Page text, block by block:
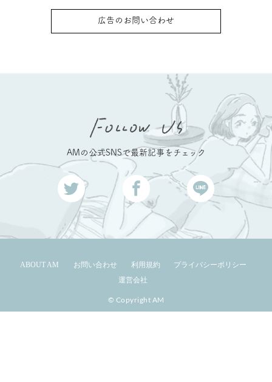
広告のお問い合わせ
AMの公式SNSで最新記事をチェック
ABOUT AM お問い合わせ 利用規約
プライバシーポリシー
運営会社
© Copyright AM